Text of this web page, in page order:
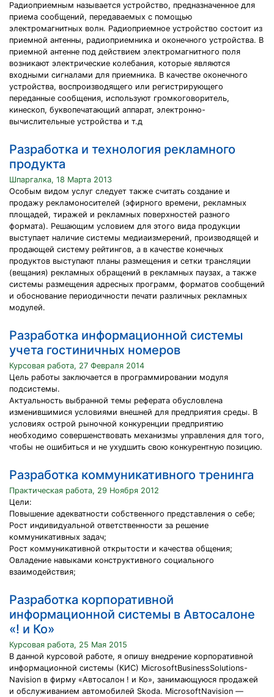
Радиоприемным называется устройство, предназначенное для
приема сообщений, передаваемых с помощью
электромагнитных волн. Радиоприемное устройство состоит из
приемной антенны, радиоприемника и оконечного устройства. В
приемной антенне под действием электромагнитного поля
возникают электрические колебания, которые являются
входными сигналами для приемника. В качестве оконечного
устройства, воспроизводящего или регистрирующего
переданные сообщения, используют громкоговоритель,
кинескоп, буквопечатающий аппарат, электронно-
вычислительные устройства и т.д
Разработка и технология рекламного
продукта
Шпаргалка, 18 Марта 2013
Особым видом услуг следует также считать создание и
продажу рекламоносителей (эфирного времени, рекламных
площадей, тиражей и рекламных поверхностей разного
формата). Решающим условием для этого вида продукции
выступает наличие системы медиаизмерений, производящей и
продающей систему рейтингов, а в качестве конечных
продуктов выступают планы размещения и сетки трансляции
(вещания) рекламных обращений в рекламных паузах, а также
системы размещения адресных программ, форматов сообщений
и обоснование периодичности печати различных рекламных
модулей.
Разработка информационной системы
учета гостиничных номеров
Курсовая работа, 27 Февраля 2014
Цель работы заключается в программировании модуля
подсистемы.
Актуальность выбранной темы реферата обусловлена
изменившимися условиями внешней для предприятия среды. В
условиях острой рыночной конкуренции предприятию
необходимо совершенствовать механизмы управления для того,
чтобы не ошибиться и не ухудшить свою конкурентную позицию.
Разработка коммуникативного тренинга
Практическая работа, 29 Ноября 2012
Цели:
Повышение адекватности собственного представления о себе;
Рост индивидуальной ответственности за решение
коммуникативных задач;
Рост коммуникативной открытости и качества общения;
Овладение навыками конструктивного социального
взаимодействия;
Разработка корпоративной
информационной системы в Автосалоне
«! и Ко»
Курсовая работа, 25 Мая 2015
В данной курсовой работе, я опишу внедрение корпоративной
информационной системы (КИС) MicrosoftBusinessSolutions-
Navision в фирму «Автосалон ! и Ко», занимающуюся продажей
и обслуживанием автомобилей Skoda. MicrosoftNavision —